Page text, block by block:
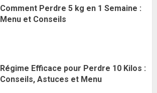
Comment Perdre 5 kg en 1 Semaine :
Menu et Conseils
Régime Efficace pour Perdre 10 Kilos :
Conseils, Astuces et Menu